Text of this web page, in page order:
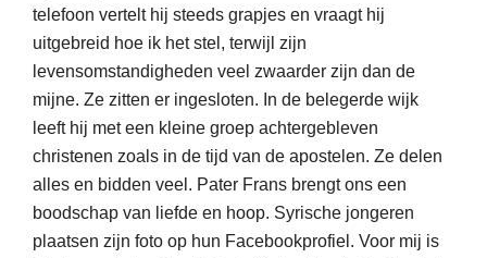
telefoon vertelt hij steeds grapjes en vraagt hij
uitgebreid hoe ik het stel, terwijl zijn
levensomstandigheden veel zwaarder zijn dan de
mijne. Ze zitten er ingesloten. In de belegerde wijk
leeft hij met een kleine groep achtergebleven
christenen zoals in de tijd van de apostelen. Ze delen
alles en bidden veel. Pater Frans brengt ons een
boodschap van liefde en hoop. Syrische jongeren
plaatsen zijn foto op hun Facebookprofiel. Voor mij is